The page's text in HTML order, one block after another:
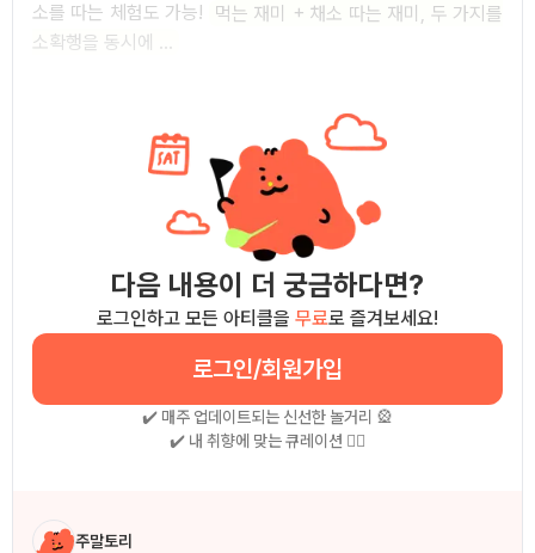
소를 따는 체험도 가능!
먹는 재미 + 채소 따는 재미, 두 가지를
소확행을 동시에 ...
다음 내용이 더 궁금하다면?
로그인하고 모든 아티클을 무료로 즐겨보세요!
로그인/회원가입
✔️ 매주 업데이트되는 신선한 놀거리 🎡
✔️ 내 취향에 맞는 큐레이션 🧚‍♀
작성자 소개
주말토리